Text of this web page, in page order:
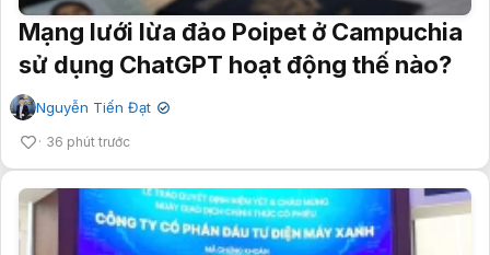
Mạng lưới lừa đảo Poipet ở Campuchia
sử dụng ChatGPT hoạt động thế nào?
Nguyễn Tiến Đạt ✔
36 phút trước